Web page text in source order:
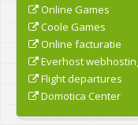
Online Games
Coole Games
Online facturatie
Everhost
Flight departures
Domotica Center